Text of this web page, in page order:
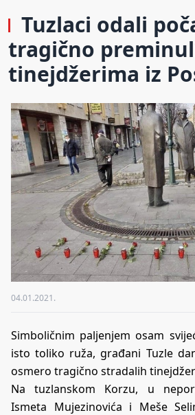
Tuzlaci odali
tragično
tinejdžerima iz
04.01.2021.
Simboličnim paljenjem osam
isto toliko ruža, građani Tuzle
osmero tragično stradalih
Na tuzlanskom Korzu, u
Ismeta Mujezinovića i Meše